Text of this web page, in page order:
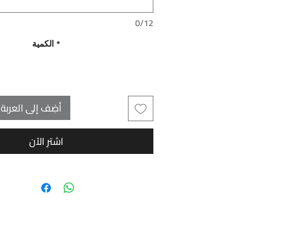
0/12
الكمية *
أضِف إلى العربة
اشترِ الآن